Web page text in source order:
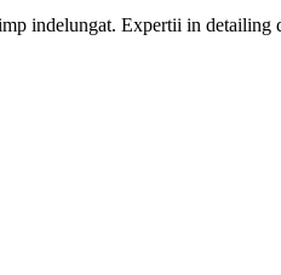
indelungat. Expertii in detailing